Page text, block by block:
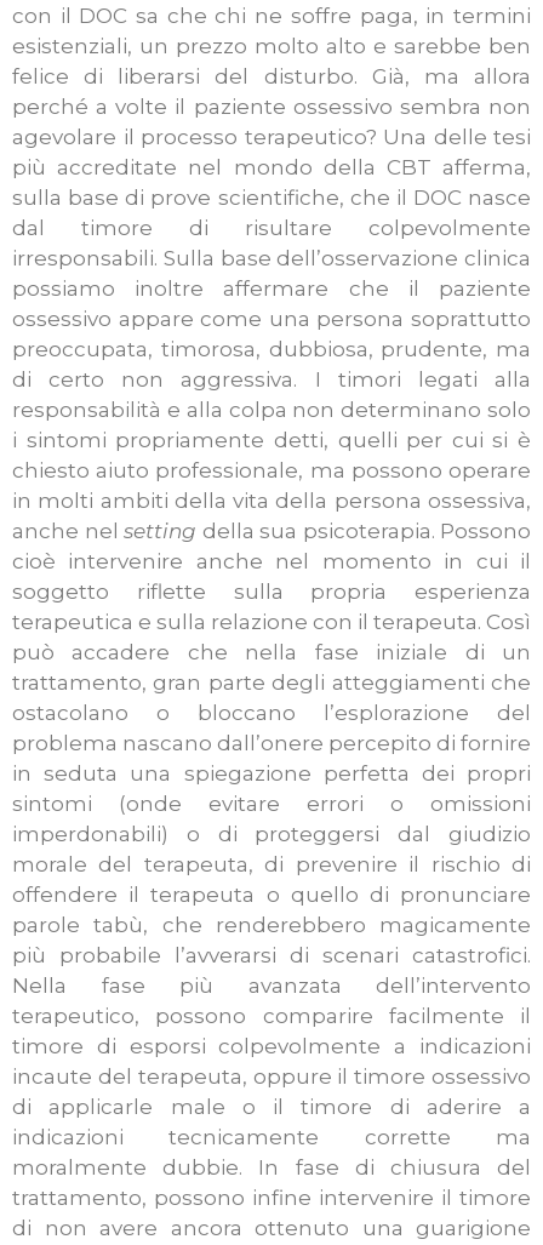
con il DOC sa che chi ne soffre paga, in termini
esistenziali, un prezzo molto alto e sarebbe ben
felice di liberarsi del disturbo. Già, ma allora
perché a volte il paziente ossessivo sembra non
agevolare il processo terapeutico? Una delle tesi
più accreditate nel mondo della CBT afferma,
sulla base di prove scientifiche, che il DOC nasce
dal timore di risultare colpevolmente
irresponsabili. Sulla base dell’osservazione clinica
possiamo inoltre affermare che il paziente
ossessivo appare come una persona soprattutto
preoccupata, timorosa, dubbiosa, prudente, ma
di certo non aggressiva. I timori legati alla
responsabilità e alla colpa non determinano solo
i sintomi propriamente detti, quelli per cui si è
chiesto aiuto professionale, ma possono operare
in molti ambiti della vita della persona ossessiva,
anche nel setting della sua psicoterapia. Possono
cioè intervenire anche nel momento in cui il
soggetto riflette sulla propria esperienza
terapeutica e sulla relazione con il terapeuta. Così
può accadere che nella fase iniziale di un
trattamento, gran parte degli atteggiamenti che
ostacolano o bloccano l’esplorazione del
problema nascano dall’onere percepito di fornire
in seduta una spiegazione perfetta dei propri
sintomi (onde evitare errori o omissioni
imperdonabili) o di proteggersi dal giudizio
morale del terapeuta, di prevenire il rischio di
offendere il terapeuta o quello di pronunciare
parole tabù, che renderebbero magicamente
più probabile l’avverarsi di scenari catastrofici.
Nella fase più avanzata dell’intervento
terapeutico, possono comparire facilmente il
timore di esporsi colpevolmente a indicazioni
incaute del terapeuta, oppure il timore ossessivo
di applicarle male o il timore di aderire a
indicazioni tecnicamente corrette ma
moralmente dubbie. In fase di chiusura del
trattamento, possono infine intervenire il timore
di non avere ancora ottenuto una guarigione